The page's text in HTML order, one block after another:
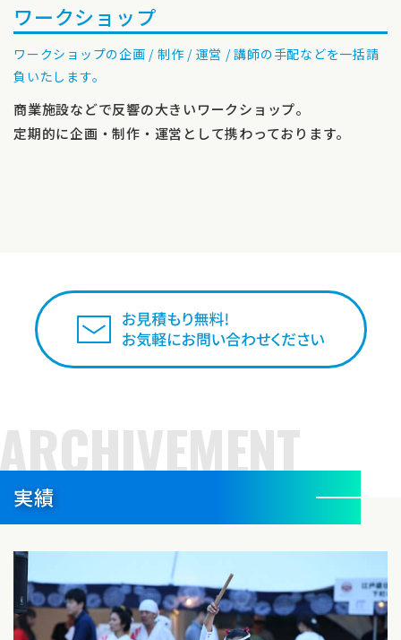
ワークショップ
ワークショップの企画 / 制作 / 運営 / 講師の手配などを一括請
負いたします。
商業施設などで反響の大きいワークショップ。
定期的に企画・制作・運営として携わっております。
実績